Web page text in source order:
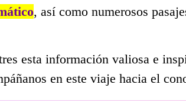
, así como numerosos
esta información valiosa e
en este viaje hacia el